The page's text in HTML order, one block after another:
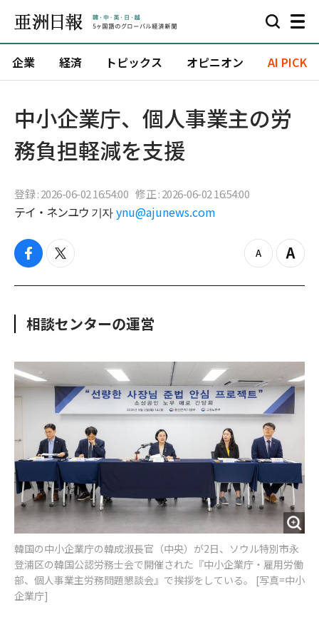
企業 経済 トピックス オピニオン AI PICK
中小企業庁、個人事業主の労
務負担軽減を支援
登録 : 2026-06-02 16:54:00 修正 : 2026-06-02 16:54:00
テイ・ネンユウ 기자 ynu@ajunews.com
f
c
o
t
i
e
z
o
Z
o
相談センターの運営
韓国の中小企業庁の韓成淑長官（中央）が2日、ソウル特別市永
登浦区の韓国公認労務士会で開催された『中小企業庁・雇用労働
部、個人事業主労務問題懇談会』で挨拶をしている。 [写真=中小
企業庁]